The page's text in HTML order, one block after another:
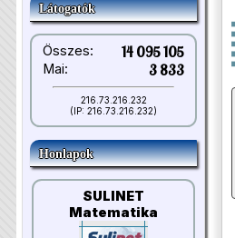
Látogatók
Összes: 14 095 105
Mai: 3 833
216.73.216.232
(IP: 216.73.216.232)
Honlapok
SULINET
Matematika